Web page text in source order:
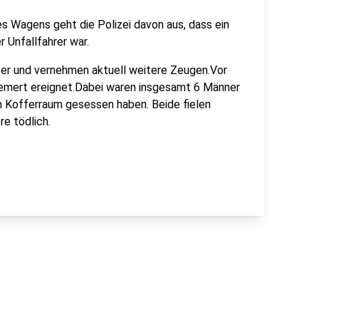
Wagens geht die Polizei davon aus, dass ein
Unfallfahrer war.
und vernehmen aktuell weitere Zeugen.Vor
ereignet.Dabei waren insgesamt 6 Männer
gesessen haben. Beide fielen
tödlich.